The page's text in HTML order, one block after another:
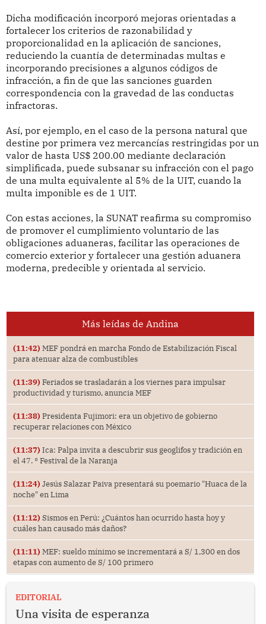
Dicha modificación incorporó mejoras orientadas a
fortalecer los criterios de razonabilidad y
proporcionalidad en la aplicación de sanciones,
reduciendo la cuantía de determinadas multas e
incorporando precisiones a algunos códigos de
infracción, a fin de que las sanciones guarden
correspondencia con la gravedad de las conductas
infractoras.
Así, por ejemplo, en el caso de la persona natural que
destine por primera vez mercancías restringidas por un
valor de hasta US$ 200.00 mediante declaración
simplificada, puede subsanar su infracción con el pago
de una multa equivalente al 5% de la UIT, cuando la
multa imponible es de 1 UIT.
Con estas acciones, la SUNAT reafirma su compromiso
de promover el cumplimiento voluntario de las
obligaciones aduaneras, facilitar las operaciones de
comercio exterior y fortalecer una gestión aduanera
moderna, predecible y orientada al servicio.
Más leídas de Andina
(11:42) MEF pondrá en marcha Fondo de Estabilización Fiscal
para atenuar alza de combustibles
(11:39) Feriados se trasladarán a los viernes para impulsar
productividad y turismo, anuncia MEF
(11:38) Presidenta Fujimori: era un objetivo de gobierno
recuperar relaciones con México
(11:37) Ica: Palpa invita a descubrir sus geoglifos y tradición en
el 47. ° Festival de la Naranja
(11:24) Jesús Salazar Paiva presentará su poemario "Huaca de la
noche" en Lima
(11:12) Sismos en Perú: ¿Cuántos han ocurrido hasta hoy y
cuáles han causado más daños?
(11:11) MEF: sueldo mínimo se incrementará a S/ 1,300 en dos
etapas con aumento de S/ 100 primero
EDITORIAL
Una visita de esperanza